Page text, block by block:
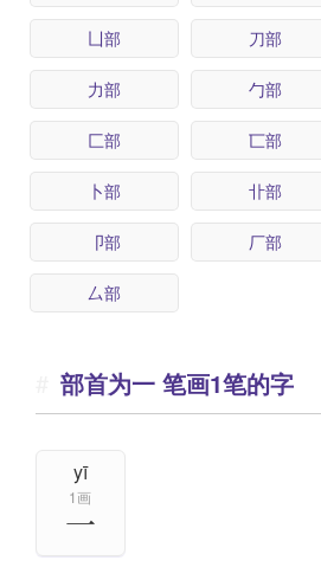
凵部 刀部
力部 勹部
匚部 匸部
卜部 卝部
卩部 厂部
厶部
部首为一 笔画1笔的字
yī
1画
一